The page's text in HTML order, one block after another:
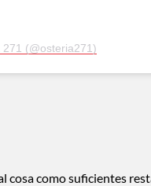
(@osteria271)
como suficientes